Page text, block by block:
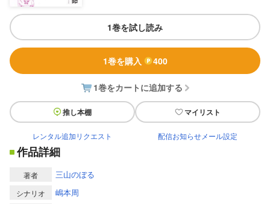
1巻を試し読み
1巻を購入 400
1巻をカートに追加する
推し本棚 マイリスト
レンタル追加リクエスト 配信お知らせメール設定
作品詳細
著者 三山のぼる
シナリオ 嶋本周